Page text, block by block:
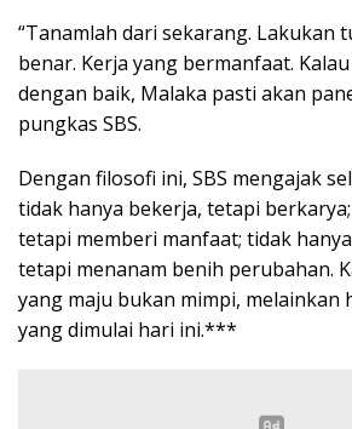
“Tanamlah dari sekarang. Lakukan
benar. Kerja yang bermanfaat.
dengan baik, Malaka pasti akan
pungkas SBS.
Dengan filosofi ini, SBS mengajak
tidak hanya bekerja, tetapi
tetapi memberi manfaat; tidak
tetapi menanam benih perubahan.
yang maju bukan mimpi, melainkan
yang dimulai hari ini.***